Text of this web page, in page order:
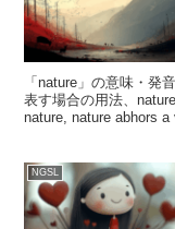
「nature」の意味・発
表す場合の用法、
nature, nature abhors a
NGSL